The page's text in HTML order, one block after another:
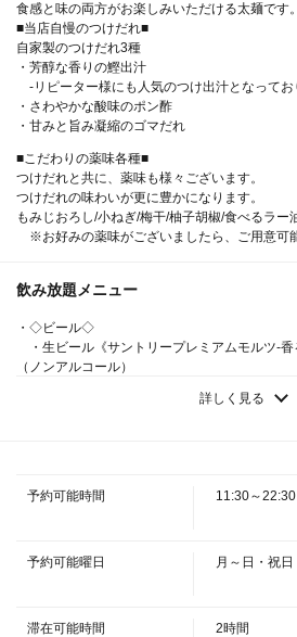
食感と味の両方がお楽しみいただける太麺です。
■当店自慢のつけだれ■
自家製のつけだれ3種
・芳醇な香りの鰹出汁
-リピーター様にも人気のつけ出汁となってお
・さわやかな酸味のポン酢
・甘みと旨み凝縮のゴマだれ
■こだわりの薬味各種■
つけだれと共に、薬味も様々ございます。
つけだれの味わいが更に豊かになります。
もみじおろし/小ねぎ/梅干/柚子胡椒/食べるラー
※お好みの薬味がございましたら、ご用意可
飲み放題メニュー
・◇ビール◇
・生ビール《サントリープレミアムモルツ-
（ノンアルコール）
・◆日高見 純米吟醸 弥助◆久保田 千寿◆〆
・◆角◆ワールドウイスキー 碧 Ao◆メイカー
・角ハイボール／ワールドウイスキー 碧 Ao
・★焼酎★
詳しく見る
予約可能時間 11:30～22:30
予約可能曜日 月～日・祝日
滞在可能時間 2時間
A4A5黒毛和牛セット+豪華日本酒等
ゃぶ》6,980円 | 銀座しゃぶ輝 銀座駅
牛しゃぶしゃぶ・すき焼き専門店
東京都中央区銀座５－９－５ チアーズ銀座
お店情報をコピー
閉じる